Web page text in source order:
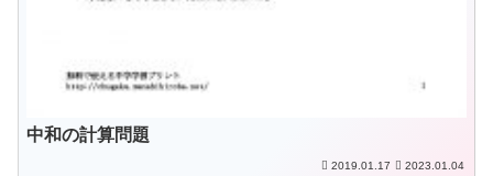
中和の計算問題
2019.01.17 2023.01.04